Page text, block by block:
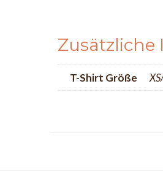
T-Shirt Größe